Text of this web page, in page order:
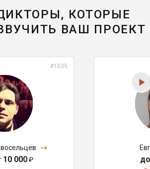
КОТОРЫЕ
ВАШ ПРОЕКТ
#1035
10 000₽